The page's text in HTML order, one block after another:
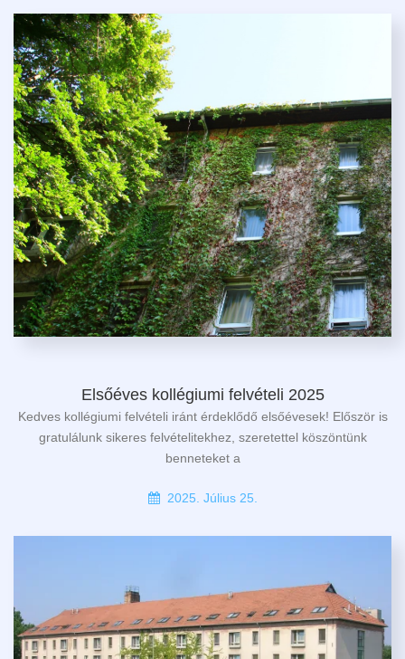
Elsőéves kollégiumi felvételi 2025
Kedves kollégiumi felvételi iránt érdeklődő elsőévesek! Először is
gratulálunk sikeres felvételitekhez, szeretettel köszöntünk
benneteket a
2025. Július 25.